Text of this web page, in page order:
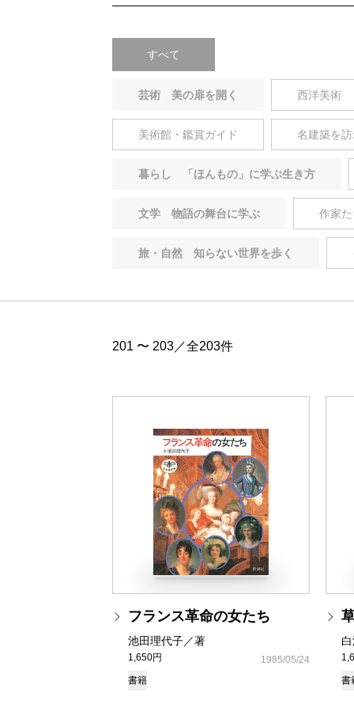
すべて
芸術 美の扉を開く 西洋美術
美術館・鑑賞ガイド 名建築を
暮らし 「ほんもの」に学ぶ生き方
文学 物語の舞台に学ぶ 作家
旅・自然 知らない世界を歩く
201 〜 203／全203件
フランス革命の女たち
池田理代子／著
1,650円
1985/05/24
書籍
書